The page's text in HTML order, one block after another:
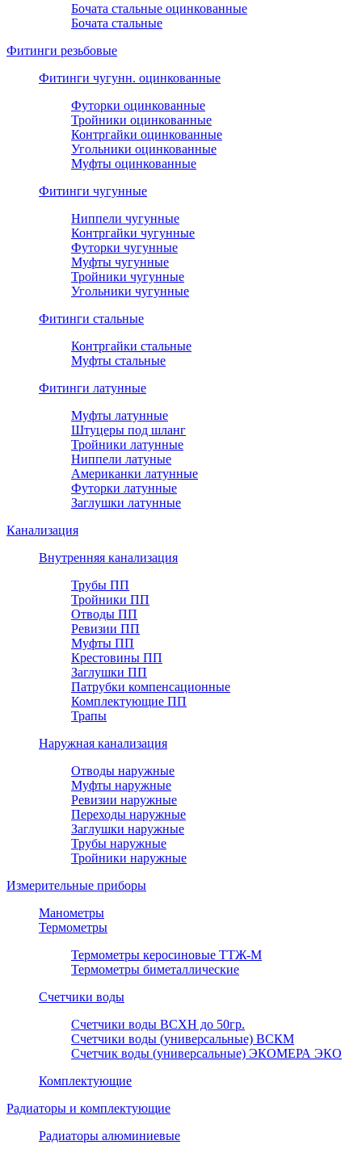
Бочата стальные оцинкованные
Бочата стальные
Фитинги резьбовые
Фитинги чугунн. оцинкованные
Футорки оцинкованные
Тройники оцинкованные
Контргайки оцинкованные
Угольники оцинкованные
Муфты оцинкованные
Фитинги чугунные
Ниппели чугунные
Контргайки чугунные
Футорки чугунные
Муфты чугунные
Тройники чугунные
Угольники чугунные
Фитинги стальные
Контргайки стальные
Муфты стальные
Фитинги латунные
Муфты латунные
Штуцеры под шланг
Тройники латунные
Ниппели латуные
Американки латунные
Футорки латунные
Заглушки латунные
Канализация
Внутренняя канализация
Трубы ПП
Тройники ПП
Отводы ПП
Ревизии ПП
Муфты ПП
Крестовины ПП
Заглушки ПП
Патрубки компенсационные
Комплектующие ПП
Трапы
Наружная канализация
Отводы наружные
Муфты наружные
Ревизии наружные
Переходы наружные
Заглушки наружные
Трубы наружные
Тройники наружные
Измерительные приборы
Манометры
Термометры
Термометры керосиновые ТТЖ-М
Термометры биметаллические
Счетчики воды
Счетчики воды ВСХН до 50гр.
Счетчики воды (универсальные) ВСКМ
Счетчик воды (универсальные) ЭКОМЕРА ЭКО
Комплектующие
Радиаторы и комплектующие
Радиаторы алюминиевые